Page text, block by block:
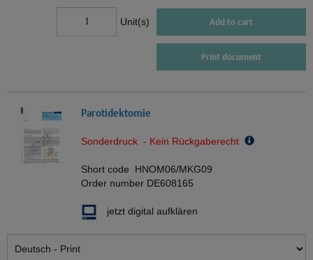
Unit(s) Add to cart
Print document
Parotidektomie
Sonderdruck - Kein Rückgaberecht
Short code HNOM06/MKG09
Order number DE608165
jetzt digital aufklären